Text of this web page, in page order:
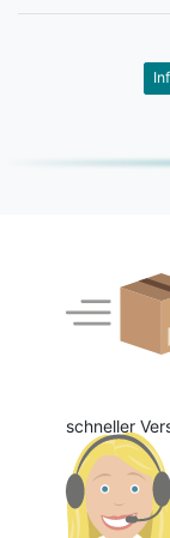
schneller